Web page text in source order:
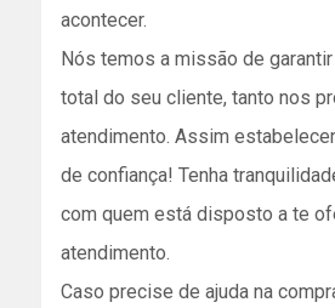
acontecer.
Nós temos a missão de
total do seu cliente, tanto nos
atendimento. Assim
de confiança! Tenha
com quem está disposto a te
atendimento.
Caso precise de ajuda na